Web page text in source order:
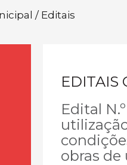
/ Editais
EDITAIS
Edital
obras de